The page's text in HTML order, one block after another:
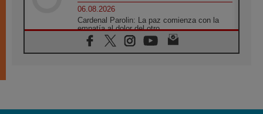
06.08.2026
Cardenal Parolin: La paz comienza con la
empatía al dolor del otro
06.08.2026
Fray Marco Vianelli: Aprender el Evangelio
06.08.2026